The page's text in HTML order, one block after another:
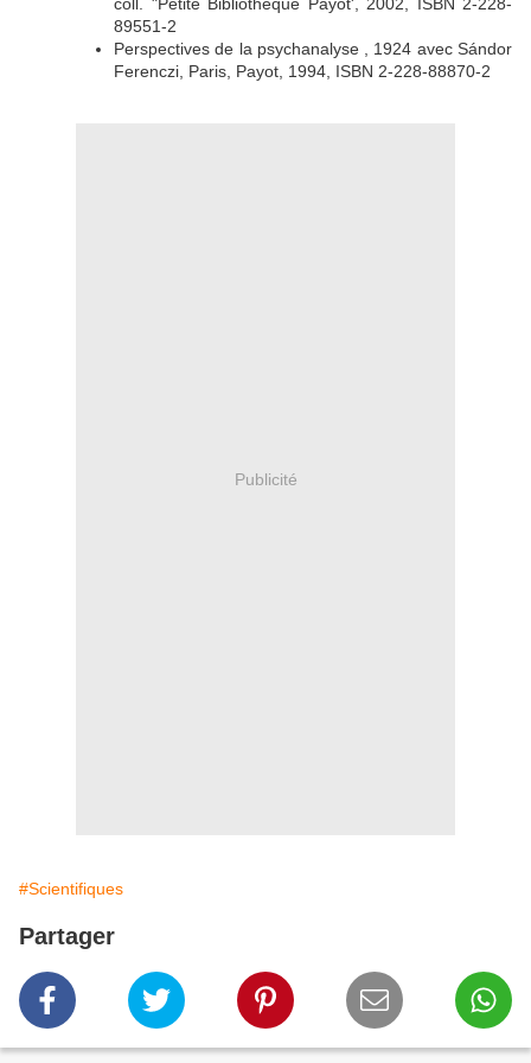
89551-2
Perspectives de la psychanalyse , 1924 avec Sándor
Ferenczi, Paris, Payot, 1994, ISBN 2-228-88870-2
Publicité
#Scientifiques
Partager